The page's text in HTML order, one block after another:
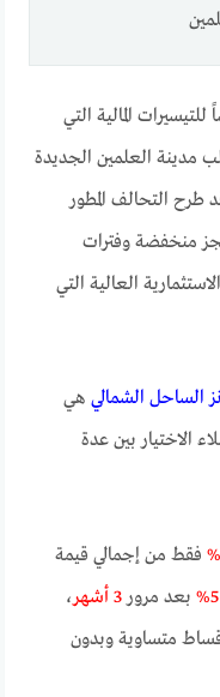
المالية التي
العلمين الجديدة
طرح التحالف المطور
منخفضة وفترات
العالية التي
الساحل الشمالي هي
الاختيار بين عدة
فقط من إجمالي قيمة
5% بعد مرور3 أشهر
،
متساوية وبدون